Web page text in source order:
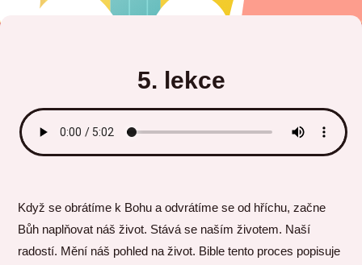
5. lekce
Když se obrátíme k Bohu a odvrátíme se od hříchu, začne
Bůh naplňovat náš život. Stává se naším životem. Naší
radostí. Mění náš pohled na život. Bible tento proces popisuje